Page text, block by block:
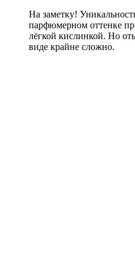
На заметку!
парфюмерном оттенке
лёгкой кислинкой. Но
виде крайне сложно.